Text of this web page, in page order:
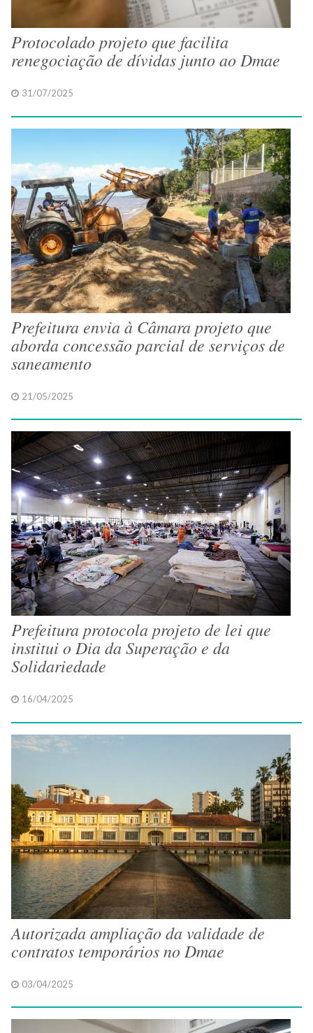
Protocolado projeto que facilita
renegociação de dívidas junto ao Dmae
31/07/2025
Prefeitura envia à Câmara projeto que
aborda concessão parcial de serviços de
saneamento
21/05/2025
Prefeitura protocola projeto de lei que
institui o Dia da Superação e da
Solidariedade
16/04/2025
Autorizada ampliação da validade de
contratos temporários no Dmae
03/04/2025